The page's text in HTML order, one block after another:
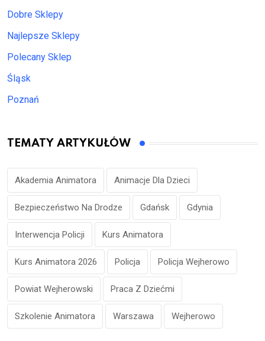
Dobre Sklepy
Najlepsze Sklepy
Polecany Sklep
Śląsk
Poznań
TEMATY ARTYKUŁÓW
Akademia Animatora Animacje Dla Dzieci
Bezpieczeństwo Na Drodze Gdańsk Gdynia
Interwencja Policji Kurs Animatora
Kurs Animatora 2026 Policja Policja Wejherowo
Powiat Wejherowski Praca Z Dziećmi
Szkolenie Animatora Warszawa Wejherowo